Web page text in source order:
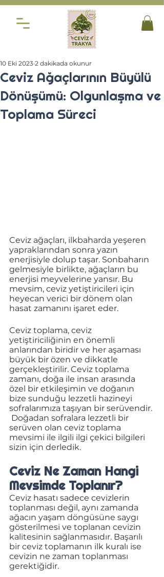
Ceviz Ağaçlarının Büyülü
Dönüşümü: Olgunlaşma ve
Toplama Süreci
10 Eki 2023 2 dakikada okunur
Ceviz ağaçları, ilkbaharda yeşeren
yapraklarından sonra yazın
enerjisiyle dolup taşar. Sonbaharın
gelmesiyle birlikte, ağaçların bu
enerjisi meyvelerine yansır. Bu
mevsim, ceviz yetiştiricileri için
heyecan verici bir dönem olan
hasat zamanını işaret eder.
Ceviz toplama, ceviz
yetiştiriciliğinin en önemli
anlarından biridir ve her aşaması
büyük bir özen ve dikkatle
gerçekleştirilir. Ceviz toplama
zamanı, doğa ile insan arasında
özel bir etkileşimin ve doğanın
bize sunduğu lezzetli hazineyi
sofralarımıza taşıyan bir serüvendir.
Doğadan sofralara lezzetli bir
serüven olan ceviz toplama
mevsimi ile ilgili ilgi çekici bilgileri
sizin için derledik.
Ceviz Ne Zaman Hangi
Mevsimde Toplanır?
Ceviz hasatı sadece cevizlerin
toplanması değil, aynı zamanda
ağacın yaşam döngüsüne saygı
gösterilmesi ve toplanan cevizin
kalitesinin sağlanmasıdır. Başarılı
bir ceviz toplamanın ilk kuralı ise
cevizin ne zaman toplanması
gerektiğidir.